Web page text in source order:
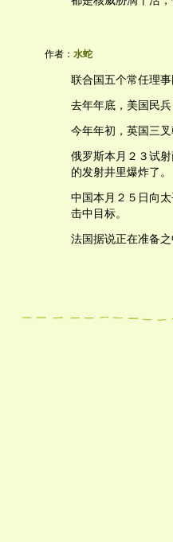
作者： 水蛇
联合国五个常任理事
去年年底，美国民兵
今年年初，英国三叉
俄罗斯本月２３试
的发射井里爆炸了。
中国本月２５日向
击中目标。
法国据说正在准备